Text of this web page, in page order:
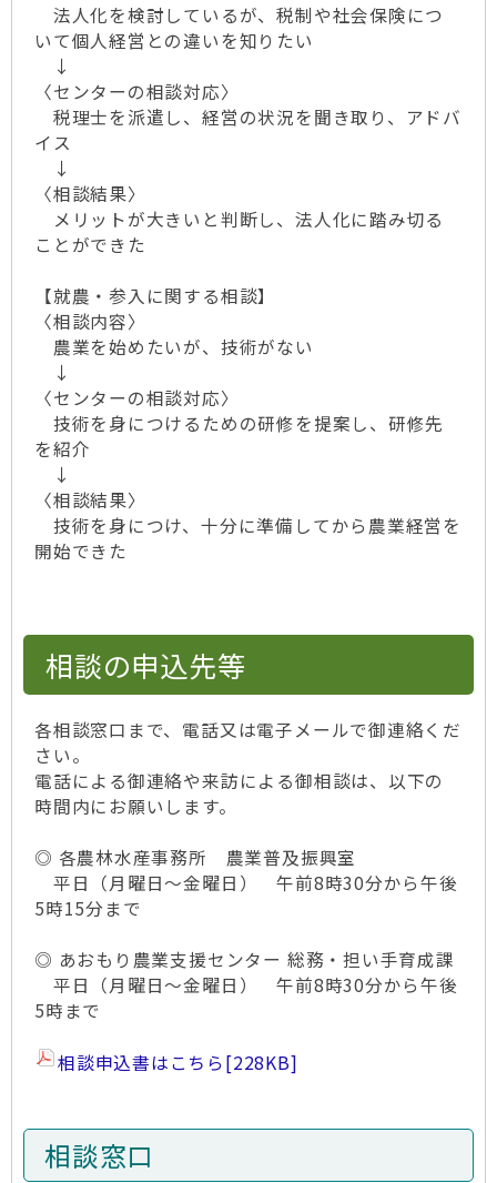
法人化を検討しているが、税制や社会保険につ
いて個人経営との違いを知りたい
↓
〈センターの相談対応〉
税理士を派遣し、経営の状況を聞き取り、アドバ
イス
↓
〈相談結果〉
メリットが大きいと判断し、法人化に踏み切る
ことができた
【就農・参入に関する相談】
〈相談内容〉
農業を始めたいが、技術がない
↓
〈センターの相談対応〉
技術を身につけるための研修を提案し、研修先
を紹介
↓
〈相談結果〉
技術を身につけ、十分に準備してから農業経営を
開始できた
相談の申込先等
各相談窓口まで、電話又は電子メールで御連絡くだ
さい。
電話による御連絡や来訪による御相談は、以下の
時間内にお願いします。
◎ 各農林水産事務所 農業普及振興室
平日（月曜日～金曜日） 午前8時30分から午後
5時15分まで
◎ あおもり農業支援センター 総務・担い手育成課
平日（月曜日～金曜日） 午前8時30分から午後
5時まで
相談申込書はこちら[228KB]
相談窓口